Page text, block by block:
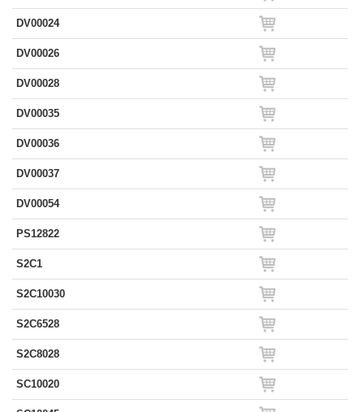
DV00024
DV00026
DV00028
DV00035
DV00036
DV00037
DV00054
PS12822
S2C1
S2C10030
S2C6528
S2C8028
SC10020